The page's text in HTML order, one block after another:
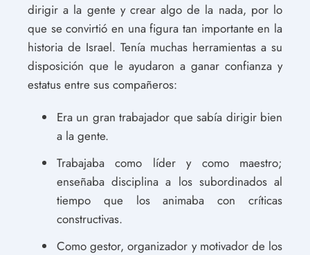
dirigir a la gente y crear algo de la nada, por lo
que se convirtió en una figura tan importante en la
historia de Israel. Tenía muchas herramientas a su
disposición que le ayudaron a ganar confianza y
estatus entre sus compañeros:
Era un gran trabajador que sabía dirigir bien
a la gente.
Trabajaba como líder y como maestro;
enseñaba disciplina a los subordinados al
tiempo que los animaba con críticas
constructivas.
Como gestor, organizador y motivador de los